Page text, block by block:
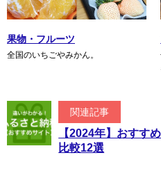
果物・フルーツ
全国のいちごやみかん。
関連記事
【2024年】おすす
比較12選